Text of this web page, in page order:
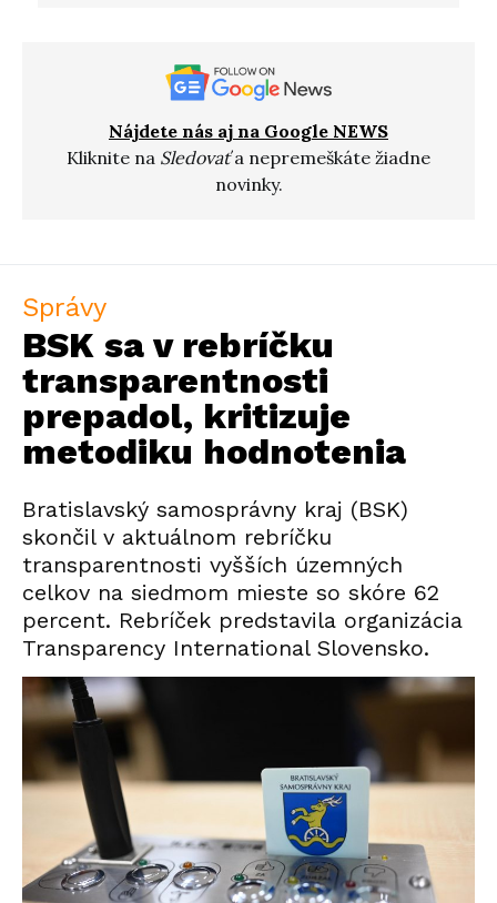
Nájdete nás aj na Google NEWS
Kliknite na Sledovaťa nepremeškáte žiadne
novinky.
Správy
BSK sa v rebríčku
transparentnosti
prepadol, kritizuje
metodiku hodnotenia
Bratislavský samosprávny kraj (BSK)
skončil v aktuálnom rebríčku
transparentnosti vyšších územných
celkov na siedmom mieste so skóre 62
percent. Rebríček predstavila organizácia
Transparency International Slovensko.